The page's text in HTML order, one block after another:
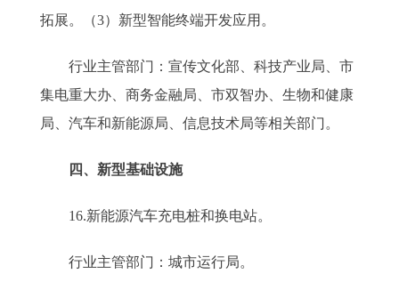
拓展。（3）新型智能终端开发应用。
行业主管部门：宣传文化部、科技产业局、市
集电重大办、商务金融局、市双智办、生物和健康
局、汽车和新能源局、信息技术局等相关部门。
四、新型基础设施
16.新能源汽车充电桩和换电站。
行业主管部门：城市运行局。